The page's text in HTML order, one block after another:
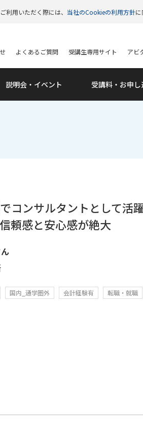
用いただく際には、 当社のCookieの利用方針
説明会・ イベント 受講料・ お申
よくあるご質問 受講生専用サイト アビ
コンサルタントとして活
頼感と安心感が絶大
国内_通学圏外 会計経験有 転職・就職